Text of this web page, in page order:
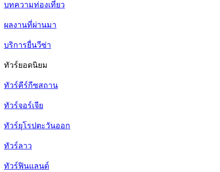
บทความท่องเที่ยว
ผลงานที่ผ่านมา
บริการยื่นวีซ่า
ทัวร์ยอดนิยม
ทัวร์คีร์กีซสถาน
ทัวร์จอร์เจีย
ทัวร์ยุโรปตะวันออก
ทัวร์ลาว
ทัวร์ฟินแลนด์